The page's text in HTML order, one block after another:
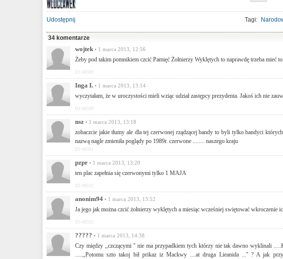
Udostępnij Tagi:
34 komentarze
wojtek • 1 marca 2013, 12:56
Żeby pod takim pomnikiem czcić Pamięć Żołnierzy Wyklętych to naprawdę trzeba mieć
ID:48589
Inga I. • 1 marca 2013, 13:14
wyczytałam, że w uroczystości mieli wziąc udział zastępcy prezydenta. Jakoś ich nie
ID:48590
nsz • 1 marca 2013, 13:18
zobaczcie jakie tłumy ale dla tej czerwonej rządzącej bandy to byli tylko bandyci
nazwą nagle zmieniła poglądy po 1989r. czerwone ........ naszego kraju
ID:48591
pzpr • 1 marca 2013, 13:20
ten plac zapełnia się czerwonymi tylko 1 MAJA
ID:48592
anonim94 • 1 marca 2013, 13:52
Ja jego jak można czcić żołnierzy wyklętych a miesiąc wcześniej swiętować wkroczenie
ID:48593
????? • 1 marca 2013, 14:38
Czy między ,,czczącymi '' nie ma przypadkiem tych którzy nie tak dawno wyklinali
.....,,Potomu szto takoj bił prikaz iz Mackwy ....at druga Lieanida ...'' ? A jak